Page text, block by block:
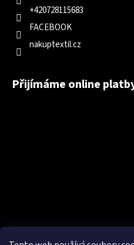
+420728115683
FACEBOOK
nakuptextil.cz
Přijímáme online